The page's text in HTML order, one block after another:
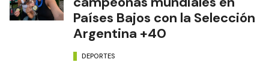
Países Bajos con la Selección
Argentina +40
DEPORTES